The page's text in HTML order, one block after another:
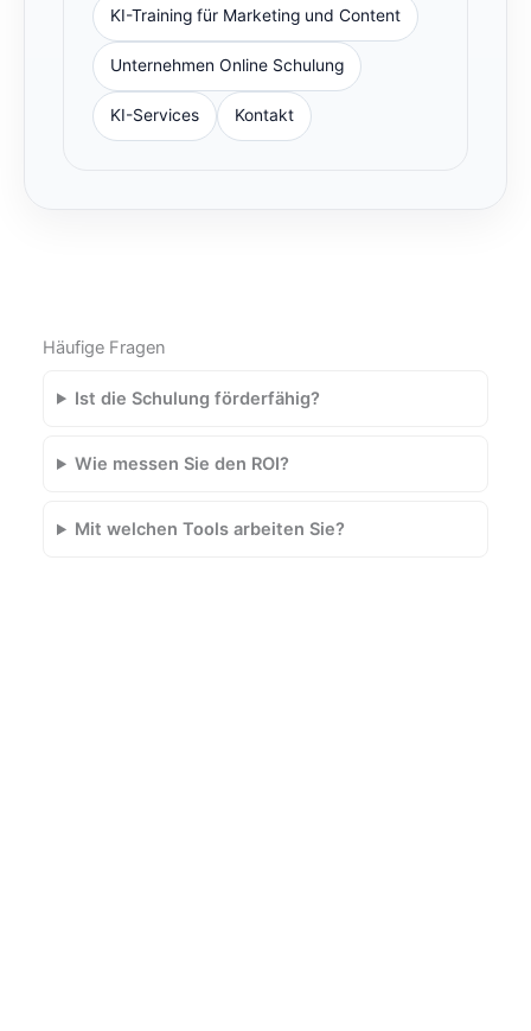
KI-Training für Marketing und Content
Unternehmen Online Schulung
KI-Services Kontakt
Häufige Fragen
Ist die Schulung förderfähig?
Wie messen Sie den ROI?
Mit welchen Tools arbeiten Sie?